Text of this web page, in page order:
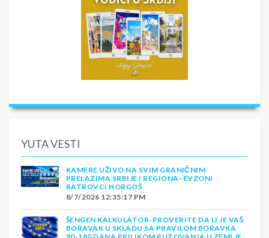
YUTA VESTI
KAMERE UŽIVO NA SVIM GRANIČNIM
PRELAZIMA SRBIJE I REGIONA–EVZONI
BATROVCI HORGOŠ
8/7/2026 12:35:17 PM
ŠENGEN KALKULATOR-PROVERITE DA LI JE VAŠ
BORAVAK U SKLADU SA PRAVILOM BORAVKA